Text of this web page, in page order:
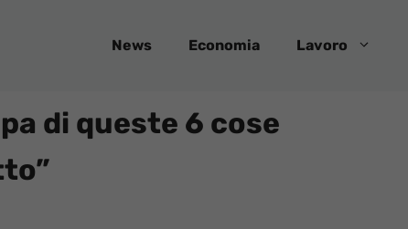
News Economia Lavoro
di queste 6 cose